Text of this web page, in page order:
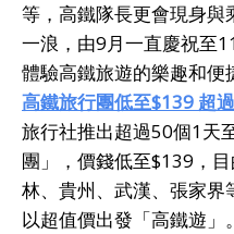
等，高鐵隊長更會現身
一浪，由9月一直慶祝至
體驗高鐵旅遊的樂趣和便
高鐵旅行團低至$139 超
旅行社推出超過50個1天
團」，價錢低至$139，
林、貴州、武漢、張家界
以超值價出發「高鐵遊